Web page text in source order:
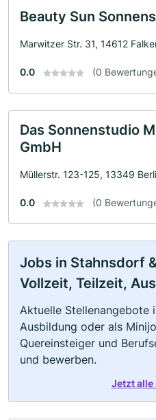
Beauty Sun
Marwitzer Str. 31, 14612
0.0 (0
Das Sonnenstudio
GmbH
Müllerstr. 123-125, 13349
0.0 (0
Jobs in Stahnsdorf
Vollzeit, Teilzeit,
Aktuelle Stellenangebote
Ausbildung oder als
Quereinsteiger und
und bewerben.
Jetzt alle